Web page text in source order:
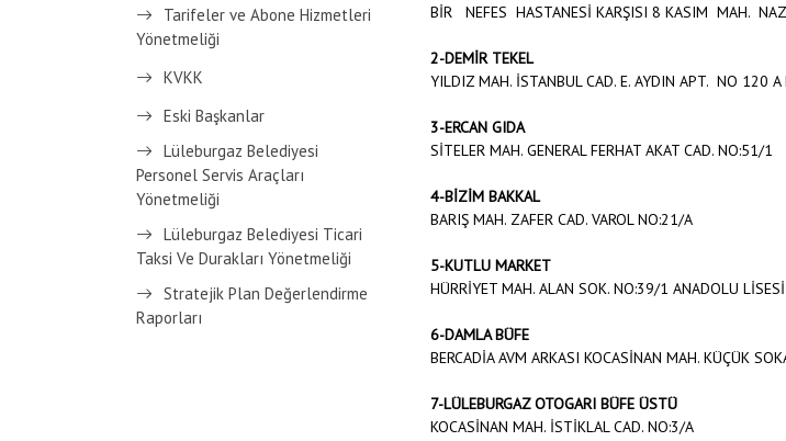
Tarifeler ve Abone Hizmetleri
Yönetmeliği
KVKK
Eski Başkanlar
Lüleburgaz Belediyesi
Personel Servis Araçları
Yönetmeliği
Lüleburgaz Belediyesi Ticari
Taksi Ve Durakları Yönetmeliği
Stratejik Plan Değerlendirme
Raporları
BİR NEFES HASTANESİ KARŞISI 8 KASIM MAH.
2-DEMİR TEKEL
YILDIZ MAH. İSTANBUL CAD. E. AYDIN APT. NO 120 A
3-ERCAN GIDA
SİTELER MAH. GENERAL FERHAT AKAT CAD. NO:51/1
4-BİZİM BAKKAL
BARIŞ MAH. ZAFER CAD. VAROL NO:21/A
5-KUTLU MARKET
HÜRRİYET MAH. ALAN SOK. NO:39/1 ANADOLU
6-DAMLA BÜFE
BERCADİA AVM ARKASI KOCASİNAN MAH. KÜÇÜK
7-LÜLEBURGAZ OTOGARI BÜFE ÜSTÜ
KOCASİNAN MAH. İSTİKLAL CAD. NO:3/A